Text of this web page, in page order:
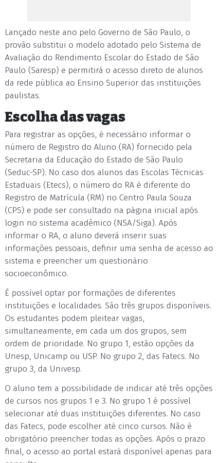
Lançado neste ano pelo Governo de São Paulo, o
provão substitui o modelo adotado pelo Sistema de
Avaliação do Rendimento Escolar do Estado de São
Paulo (Saresp) e permitirá o acesso direto de alunos
da rede pública ao Ensino Superior das instituições
paulistas.
Escolha das vagas
Para registrar as opções, é necessário informar o
número de Registro do Aluno (RA) fornecido pela
Secretaria da Educação do Estado de São Paulo
(Seduc-SP). No caso dos alunos das Escolas Técnicas
Estaduais (Etecs), o número do RA é diferente do
Registro de Matrícula (RM) no Centro Paula Souza
(CPS) e pode ser consultado na página inicial após
login no sistema acadêmico (NSA/Siga). Após
informar o RA, o aluno deverá inserir suas
informações pessoais, definir uma senha de acesso ao
sistema e preencher um questionário
socioeconômico.
É possível optar por formações de diferentes
instituições e localidades. São três grupos disponíveis.
Os estudantes podem pleitear vagas,
simultaneamente, em cada um dos grupos, sem
ordem de prioridade. No grupo 1, estão opções da
Unesp, Unicamp ou USP. No grupo 2, das Fatecs. No
grupo 3, da Univesp.
O aluno tem a possibilidade de indicar até três opções
de cursos nos grupos 1 e 3. No grupo 1 é possível
selecionar até duas instituições diferentes. No caso
das Fatecs, pode escolher até cinco cursos. Não é
obrigatório preencher todas as opções. Após o prazo
final, o acesso ao portal estará disponível apenas para